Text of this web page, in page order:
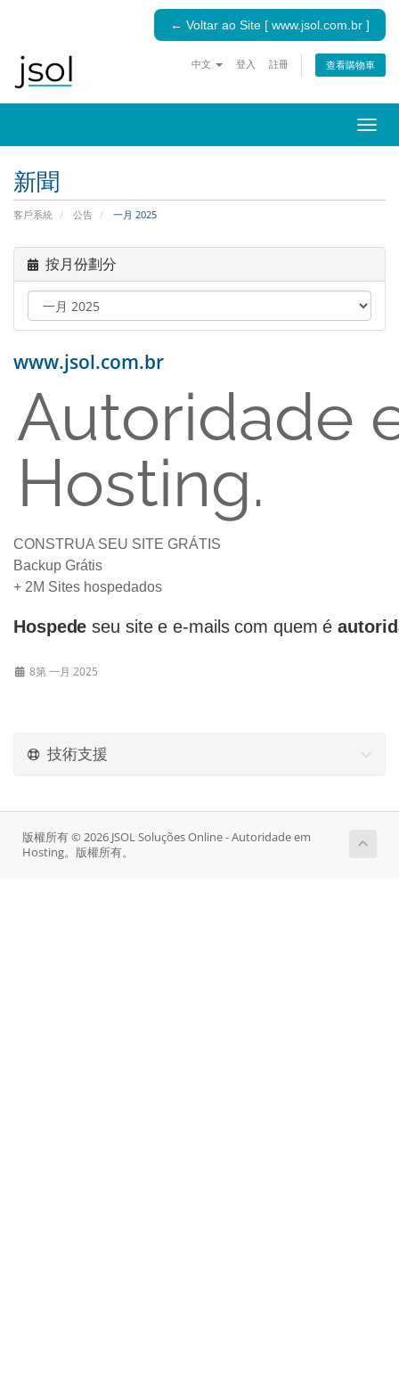
← Voltar ao Site [ www.jsol.com.br ]
中文 登入 註冊 查看購物車
切
換
新聞
客戶系統 公告 一月 2025
按月份劃分
www.jsol.com.br
Autoridade
Hosting.
CONSTRUA SEU SITE GRÁTIS
Backup Grátis
+ 2M Sites hospedados
Hospede seu site e e-mails com quem é
8第 一月 2025
技術支援
版權所有 © 2026 JSOL Soluções Online - Autoridade em
Hosting。版權所有。